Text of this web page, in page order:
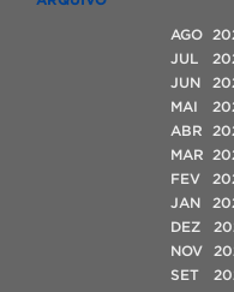
AGO
JUL
JUN
MAI
ABR
MAR
FEV
JAN
DEZ
NOV
SET